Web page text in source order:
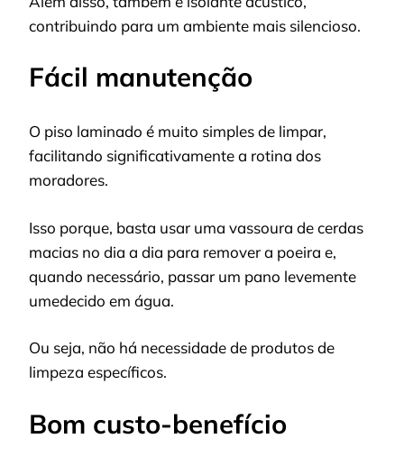
contribuindo para um ambiente mais silencioso.
Fácil manutenção
O piso laminado é muito simples de limpar,
facilitando significativamente a rotina dos
moradores.
Isso porque, basta usar uma vassoura de cerdas
macias no dia a dia para remover a poeira e,
quando necessário, passar um pano levemente
umedecido em água.
Ou seja, não há necessidade de produtos de
limpeza específicos.
Bom custo-benefício